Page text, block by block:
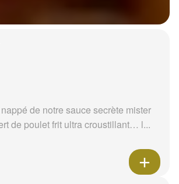
de notre sauce secrète mister
de poulet frit ultra croustillant… l...